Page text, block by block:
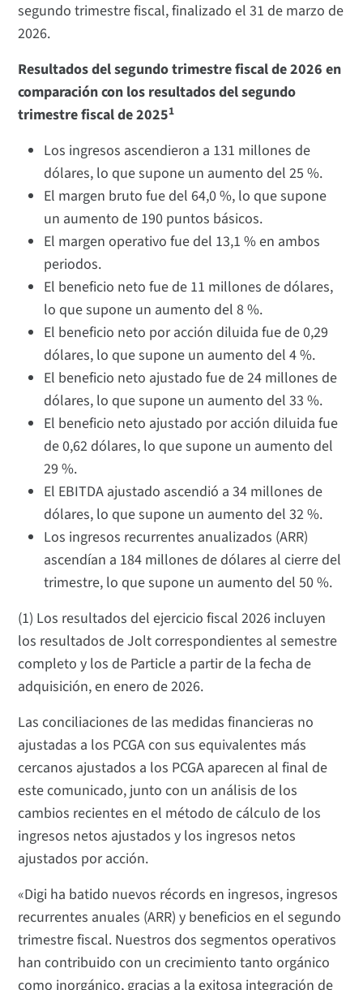
segundo trimestre fiscal, finalizado el 31 de marzo de
2026.
Resultados del segundo trimestre fiscal de 2026 en
comparación con los resultados del segundo
trimestre fiscal de 20251
Los ingresos ascendieron a 131 millones de
dólares, lo que supone un aumento del 25 %.
El margen bruto fue del 64,0 %, lo que supone
un aumento de 190 puntos básicos.
El margen operativo fue del 13,1 % en ambos
periodos.
El beneficio neto fue de 11 millones de dólares,
lo que supone un aumento del 8 %.
El beneficio neto por acción diluida fue de 0,29
dólares, lo que supone un aumento del 4 %.
El beneficio neto ajustado fue de 24 millones de
dólares, lo que supone un aumento del 33 %.
El beneficio neto ajustado por acción diluida fue
de 0,62 dólares, lo que supone un aumento del
29 %.
El EBITDA ajustado ascendió a 34 millones de
dólares, lo que supone un aumento del 32 %.
Los ingresos recurrentes anualizados (ARR)
ascendían a 184 millones de dólares al cierre del
trimestre, lo que supone un aumento del 50 %.
(1) Los resultados del ejercicio fiscal 2026 incluyen
los resultados de Jolt correspondientes al semestre
completo y los de Particle a partir de la fecha de
adquisición, en enero de 2026.
Las conciliaciones de las medidas financieras no
ajustadas a los PCGA con sus equivalentes más
cercanos ajustados a los PCGA aparecen al final de
este comunicado, junto con un análisis de los
cambios recientes en el método de cálculo de los
ingresos netos ajustados y los ingresos netos
ajustados por acción.
«Digi ha batido nuevos récords en ingresos, ingresos
recurrentes anuales (ARR) y beneficios en el segundo
trimestre fiscal. Nuestros dos segmentos operativos
han contribuido con un crecimiento tanto orgánico
como inorgánico, gracias a la exitosa integración de